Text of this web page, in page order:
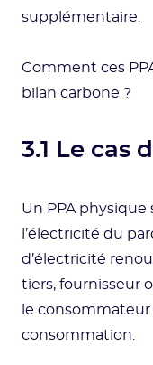
supplémentaire.
Comment ces
bilan carbone ?
3.1 Le cas
Un PPA
l’électricité du
d’électricité
tiers, fournisseur
le consommateur
consommation.